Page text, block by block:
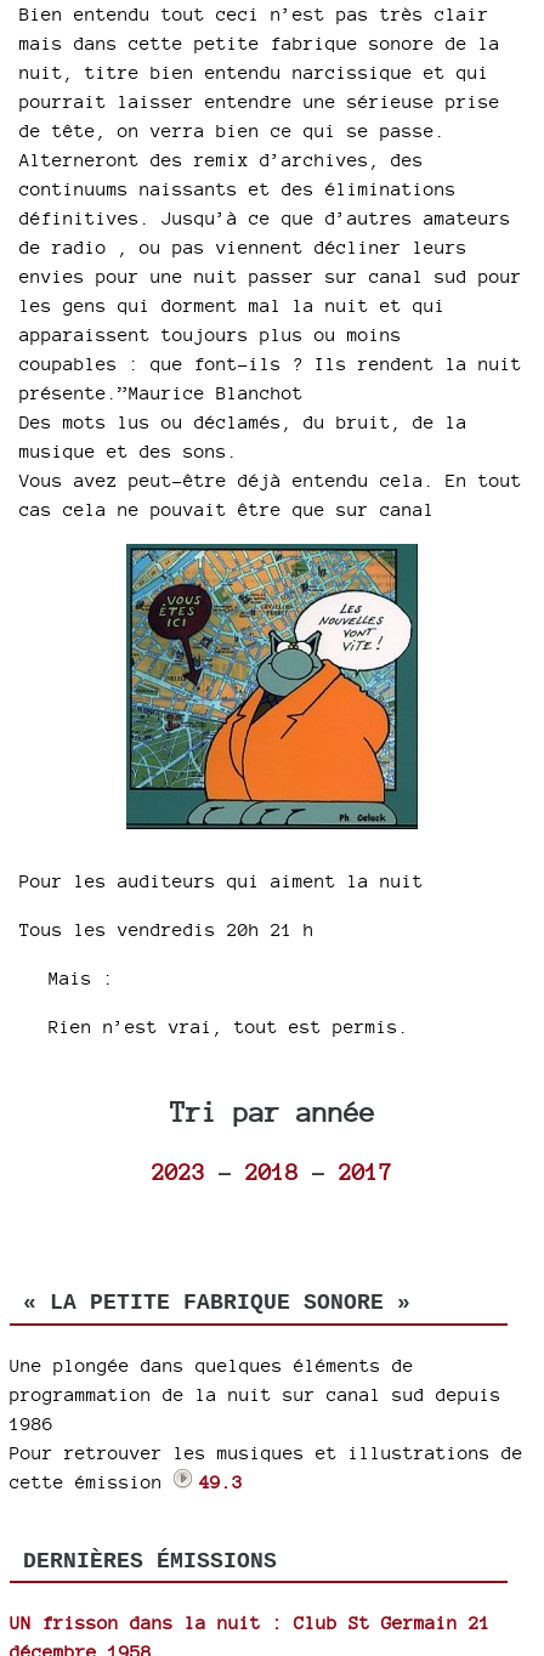
Bien entendu tout ceci n’est pas très clair
mais dans cette petite fabrique sonore de la
nuit, titre bien entendu narcissique et qui
pourrait laisser entendre une sérieuse prise
de tête, on verra bien ce qui se passe.
Alterneront des remix d’archives, des
continuums naissants et des éliminations
définitives. Jusqu’à ce que d’autres amateurs
de radio , ou pas viennent décliner leurs
envies pour une nuit passer sur canal sud pour
les gens qui dorment mal la nuit et qui
apparaissent toujours plus ou moins
coupables : que font-ils ? Ils rendent la nuit
présente.”Maurice Blanchot
Des mots lus ou déclamés, du bruit, de la
musique et des sons.
Vous avez peut-être déjà entendu cela. En tout
cas cela ne pouvait être que sur canal
Pour les auditeurs qui aiment la nuit
Tous les vendredis 20h 21 h
Mais :
Rien n’est vrai, tout est permis.
Tri par année
2023 - 2018 - 2017
« LA PETITE FABRIQUE SONORE »
Une plongée dans quelques éléments de
programmation de la nuit sur canal sud depuis
1986
Pour retrouver les musiques et illustrations de
cette émission
49.3
DERNIÈRES ÉMISSIONS
UN frisson dans la nuit : Club St Germain 21